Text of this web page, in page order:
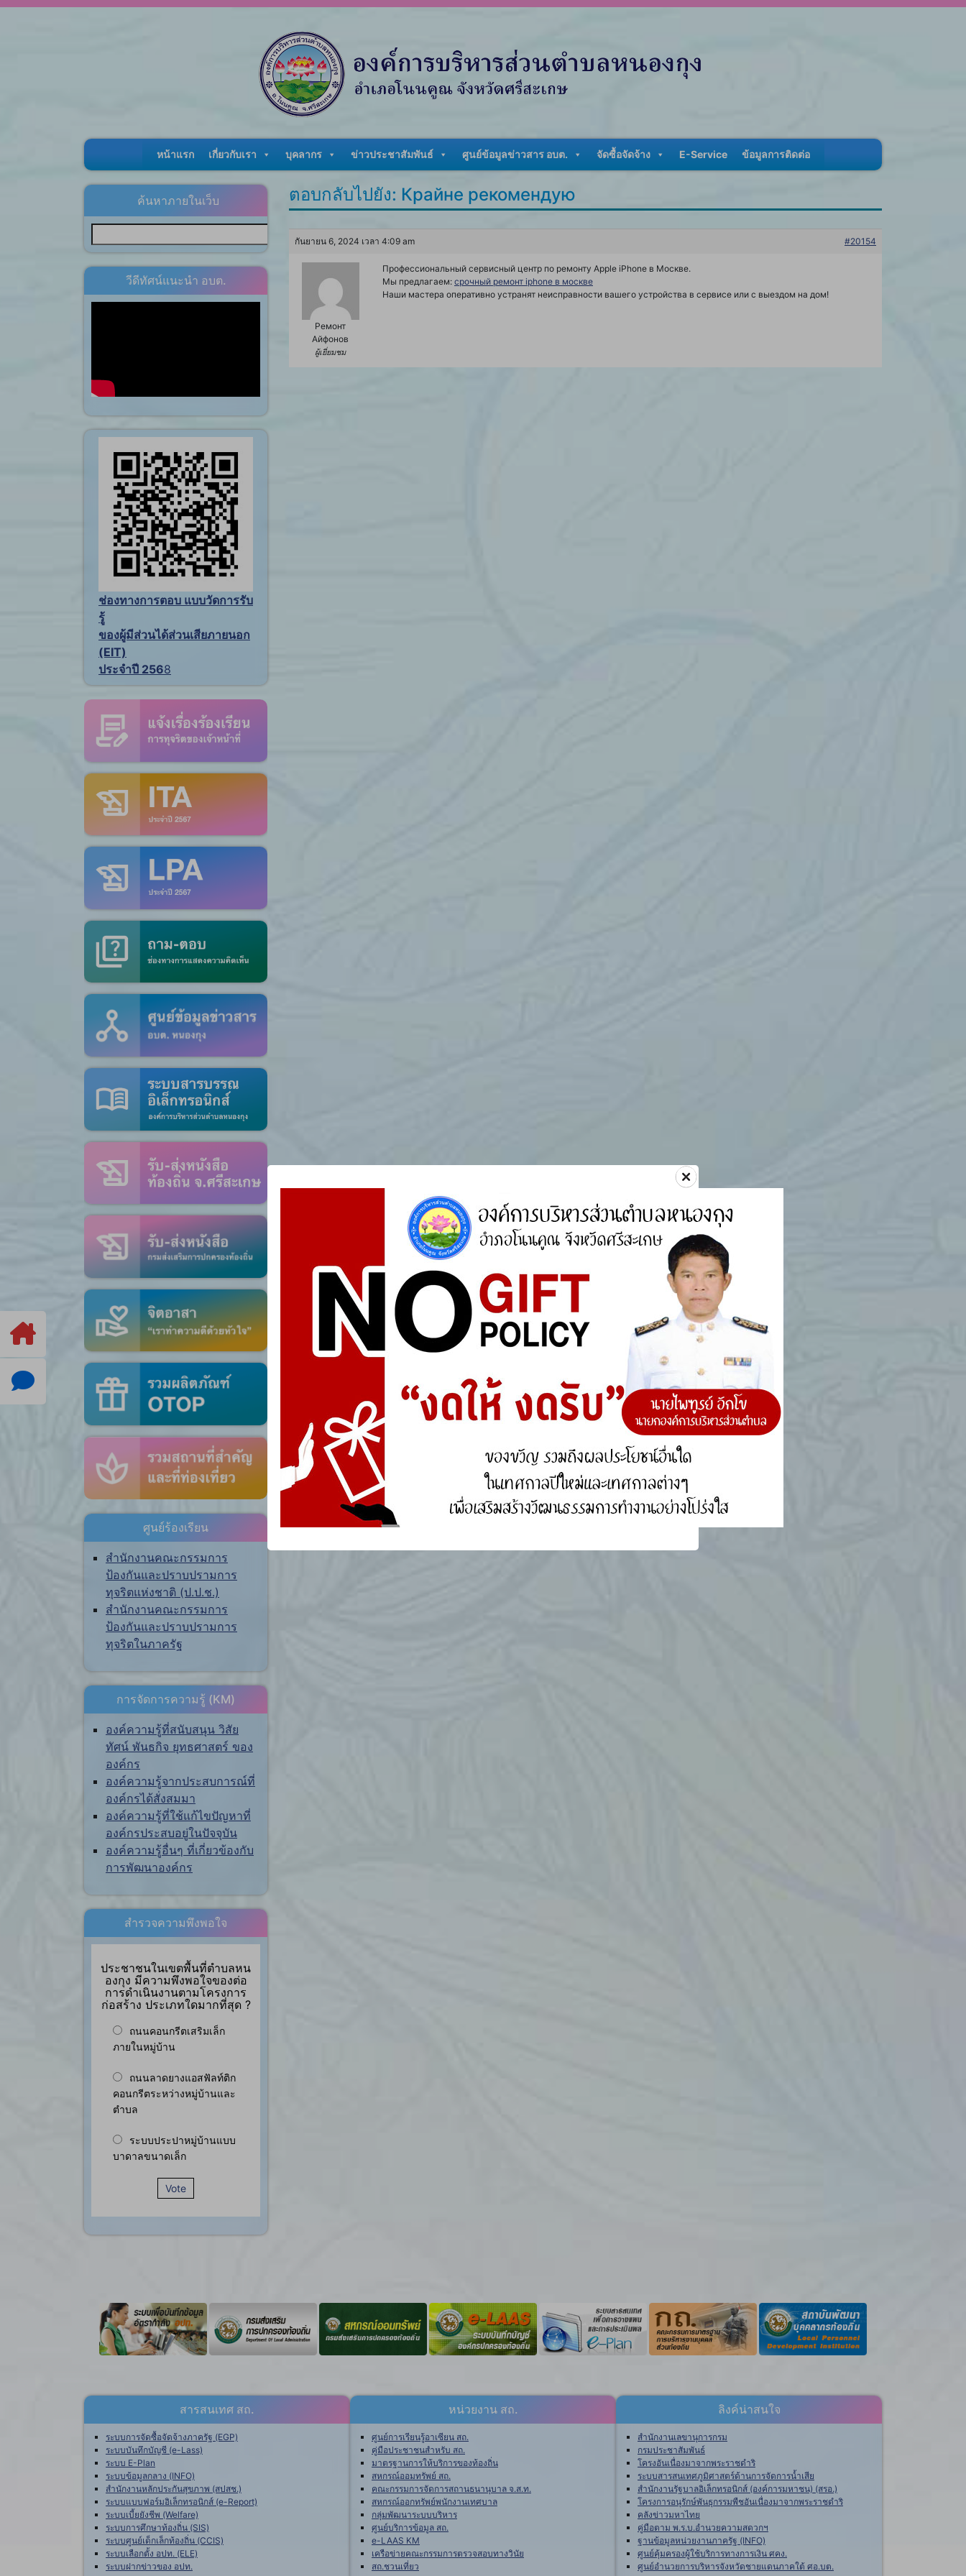
หน้าแรก เกี่ยวกับเรา บุคลากร ข่าวประชาสัมพันธ์ ศูนย์ข้อมูลข่าวสาร อบต. จัดซื้อจัดจ้าง E-Service ข้อมูลการติดต่อ
ค้นหาภายในเว็บ
วีดีทัศน์แนะนำ อบต.
ช่องทางการตอบ แบบวัดการรับ
รู้
ของผู้มีส่วนได้ส่วนเสียภายนอก
(EIT)
ประจำปี 2568
ศูนย์ร้องเรียน
สำนักงานคณะกรรมการ
ป้องกันและปราบปรามการ
ทุจริตแห่งชาติ (ป.ป.ช.)
สำนักงานคณะกรรมการ
ป้องกันและปราบปรามการ
ทุจริตในภาครัฐ
การจัดการความรู้ (KM)
องค์ความรู้ที่สนับสนุน วิสัย
ทัศน์ พันธกิจ ยุทธศาสตร์ ของ
องค์กร
องค์ความรู้จากประสบการณ์ที่
องค์กรได้สั่งสมมา
องค์ความรู้ที่ใช้แก้ไขปัญหาที่
องค์กรประสบอยู่ในปัจจุบัน
องค์ความรู้อื่นๆ ที่เกี่ยวข้องกับ
การพัฒนาองค์กร
สำรวจความพึงพอใจ
ประชาชนในเขตพื้นที่ตำบลหน
องกุง มีความพึงพอใจของต่อ
การดำเนินงานตามโครงการ
ก่อสร้าง ประเภทใดมากที่สุด ?
ถนนคอนกรีตเสริมเล็ก
ภายในหมู่บ้าน
ถนนลาดยางแอสฟัลท์ติก
คอนกรีตระหว่างหมู่บ้านและ
ตำบล
ระบบประปาหมู่บ้านแบบ
บาดาลขนาดเล็ก
Vote
ตอบกลับไปยัง: Крайне рекомендую
กันยายน 6, 2024 เวลา 4:09 am #20154
Ремонт
Айфонов
ผู้เยี่ยมชม
Профессиональный сервисный центр по ремонту Apple iPhone в Москве.
Мы предлагаем: срочный ремонт iphone в москве
Наши мастера оперативно устранят неисправности вашего устройства в сервисе или с выездом на дом!
สารสนเทศ สถ.
ระบบการจัดซื้อจัดจ้างภาครัฐ (EGP)
ระบบบันทึกบัญชี (e-Lass)
ระบบ E-Plan
ระบบข้อมูลกลาง (INFO)
สำนักงานหลักประกันสุขภาพ (สปสช.)
ระบบแบบฟอร์มอิเล็กทรอนิกส์ (e-Report)
ระบบเบี้ยยังชีพ (Welfare)
ระบบการศึกษาท้องถิ่น (SIS)
ระบบศูนย์เด็กเล็กท้องถิ่น (CCIS)
ระบบเลือกตั้ง อปท. (ELE)
ระบบฝากข่าวของ อปท.
หน่วยงาน สถ.
ศูนย์การเรียนรู้อาเซียน สถ.
คู่มือประชาชนสำหรับ สถ.
มาตรฐานการให้บริการของท้องถิ่น
สหกรณ์ออมทรัพย์ สถ.
คณะกรรมการจัดการสถานธนานุบาล จ.ส.ท.
สหกรณ์ออกทรัพย์พนักงานเทศบาล
กลุ่มพัฒนาระบบบริหาร
ศูนย์บริการข้อมูล สถ.
e-LAAS KM
เครือข่ายคณะกรรมการตรวจสอบทางวินัย
สถ.ชวนเที่ยว
ลิงค์น่าสนใจ
สำนักงานเลขานุการกรม
กรมประชาสัมพันธ์
โครงอันเนื่องมาจากพระราชดำริ
ระบบสารสนเทศภูมิศาสตร์ด้านการจัดการน้ำเสีย
สำนักงานรัฐบาลอิเล็กทรอนิกส์ (องค์การมหาชน) (สรอ.)
โครงการอนุรักษ์พันธุกรรมพืชอันเนื่องมาจากพระราชดำริ
คลังข่าวมหาไทย
คู่มือตาม พ.ร.บ.อำนวยความสดวกฯ
ฐานข้อมูลหน่วยงานภาครัฐ (INFO)
ศูนย์คุ้มครองผู้ใช้บริการทางการเงิน ศคง.
ศูนย์อำนวยการบริหารจังหวัดชายแดนภาคใต้ ศอ.บต.